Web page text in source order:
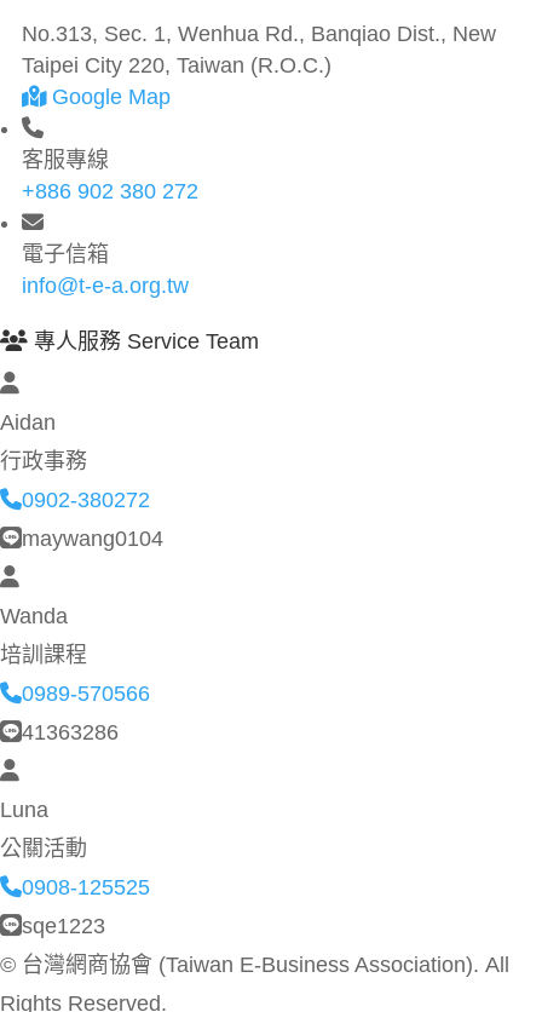
No.313, Sec. 1, Wenhua Rd., Banqiao Dist., New
Taipei City 220, Taiwan (R.O.C.)
Google Map
客服專線
+886 902 380 272
電子信箱
info@t-e-a.org.tw
專人服務 Service Team
Aidan
行政事務
0902-380272
maywang0104
Wanda
培訓課程
0989-570566
41363286
Luna
公關活動
0908-125525
sqe1223
© 台灣網商協會 (Taiwan E-Business Association). All
Rights Reserved.